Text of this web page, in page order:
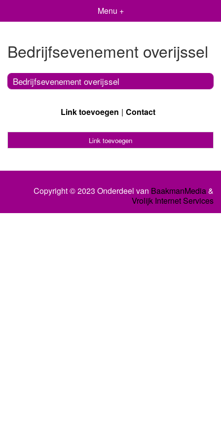
Menu +
Bedrijfsevenement overijssel
Bedrijfsevenement overijssel
Link toevoegen Contact
Link toevoegen
Copyright © 2023 Onderdeel van BaakmanMedia&
Vrolijk Internet Services